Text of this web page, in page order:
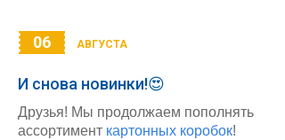
06 АВГУСТА
И снова новинки!😍
Друзья! Мы продолжаем пополнять
ассортимент картонных коробок!